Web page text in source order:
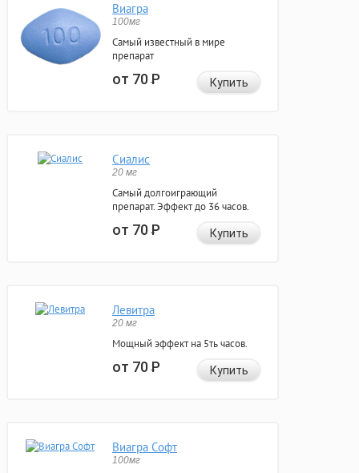
Виагра
100мг
Самый известный в мире
препарат
от 70Р Купить
Сиалис
20 мг
Самый долгоиграющий
препарат. Эффект до 36 часов.
от 70Р Купить
Левитра
20 мг
Мощный эффект на 5ть часов.
от 70Р Купить
Виагра Софт
100мг